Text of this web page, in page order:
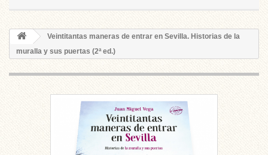
Veintitantas maneras de entrar en Sevilla. Historias de la
muralla y sus puertas (2ª ed.)